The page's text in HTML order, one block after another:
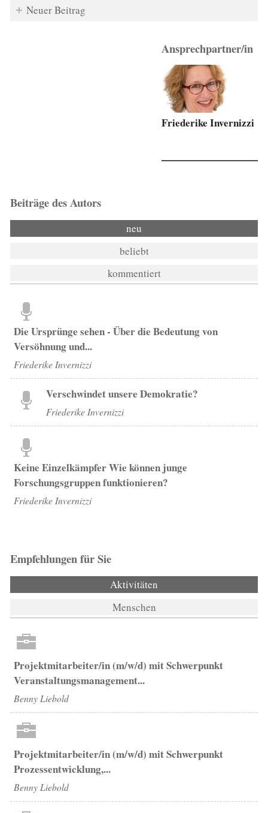
Neuer Beitrag
Ansprechpartner/in
Friederike Invernizzi
Beiträge des Autors
neu
beliebt
kommentiert
Die Ursprünge sehen - Über die Bedeutung von
Versöhnung und...
Friederike Invernizzi
Verschwindet unsere Demokratie?
Friederike Invernizzi
Keine Einzelkämpfer Wie können junge
Forschungsgruppen funktionieren?
Friederike Invernizzi
Empfehlungen für Sie
Aktivitäten
Menschen
Projektmitarbeiter/in (m/w/d) mit Schwerpunkt
Veranstaltungsmanagement...
Benny Liebold
Projektmitarbeiter/in (m/w/d) mit Schwerpunkt
Prozessentwicklung,...
Benny Liebold